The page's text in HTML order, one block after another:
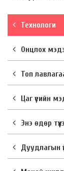
Технологи
Онцлох
Топ
Цаг үеийн
Энэ өдөр
Дуудлагын